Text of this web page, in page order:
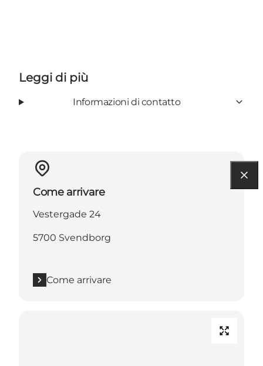
Leggi di più
Informazioni di contatto
Come arrivare
Vestergade 24
5700 Svendborg
Come arrivare